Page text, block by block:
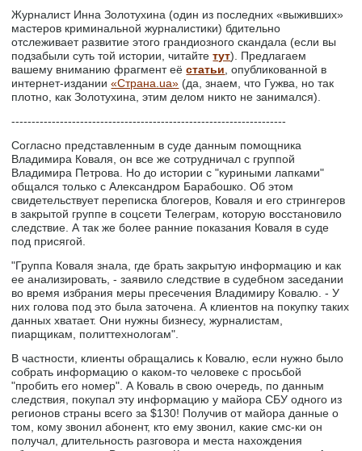
Журналист Инна Золотухина (один из последних «выживших»
мастеров криминальной журналистики) бдительно
отслеживает развитие этого грандиозного скандала (если вы
подзабыли суть той истории, читайтетут). Предлагаем
вашему вниманию фрагмент еёстатьи , опубликованной в
интернет-издании«Страна.ua» (да, знаем, что Гужва, но так
плотно, как Золотухина, этим делом никто не занимался).
--------------------------------------------------------------------
Согласно представленным в суде данным помощника
Владимира Коваля, он все же сотрудничал с группой
Владимира Петрова. Но до истории с "куриными лапками"
общался только с Александром Барабошко. Об этом
свидетельствует переписка блогеров, Коваля и его стрингеров
в закрытой группе в соцсети Телеграм, которую восстановило
следствие. А так же более ранние показания Коваля в суде
под присягой.
"Группа Коваля знала, где брать закрытую информацию и как
ее анализировать, - заявило следствие в судебном заседании
во время избрания меры пресечения Владимиру Ковалю. - У
них голова под это была заточена. А клиентов на покупку таких
данных хватает. Они нужны бизнесу, журналистам,
пиарщикам, политтехнологам".
В частности, клиенты обращались к Ковалю, если нужно было
собрать информацию о каком-то человеке с просьбой
"пробить его номер". А Коваль в свою очередь, по данным
следствия, покупал эту информацию у майора СБУ одного из
регионов страны всего за $130! Получив от майора данные о
том, кому звонил абонент, кто ему звонил, какие смс-ки он
получал, длительность разговора и места нахождения